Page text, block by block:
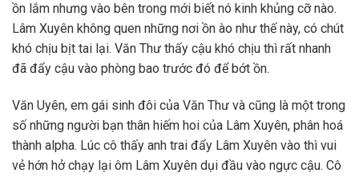
ồn lắm nhưng vào bên trong mới biết nó kinh khủng cỡ nào.
Lâm Xuyên không quen những nơi ồn ào như thế này, có chút
khó chịu bịt tai lại. Văn Thư thấy cậu khó chịu thì rất nhanh
đã đẩy cậu vào phòng bao trước đó để bớt ồn.
Văn Uyên, em gái sinh đôi của Văn Thư và cũng là một trong
số những người bạn thân hiếm hoi của Lâm Xuyên, phân hoá
thành alpha. Lúc cô thấy anh trai đẩy Lâm Xuyên vào thì vui
vẻ hớn hở chạy lại ôm Lâm Xuyên dụi đầu vào ngực cậu. Cô